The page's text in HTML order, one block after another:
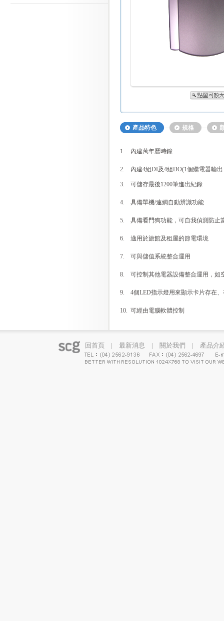
產品特色 規格
1. 內建萬年曆時鐘
2. 內建4組DI及4組DO(1個繼電器輸
3. 可儲存最後1200筆進出紀錄
4. 具備單機/連網自動辨識功能
5. 具備看門狗功能，可自我偵測防止
6. 適用於旅館及租屋的節電環境
7. 可與儲值系統整合運用
8. 可控制其他電器設備整合運用，如
9. 4個LED指示燈用來顯示卡片存在
10. 可經由電腦軟體控制
回首頁| 最新消息 | 關於我們 | 產品介